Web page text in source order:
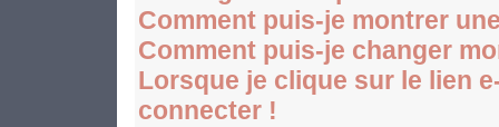
Comment puis-je montrer
Comment puis-je changer
Lorsque je clique sur le lien
connecter !